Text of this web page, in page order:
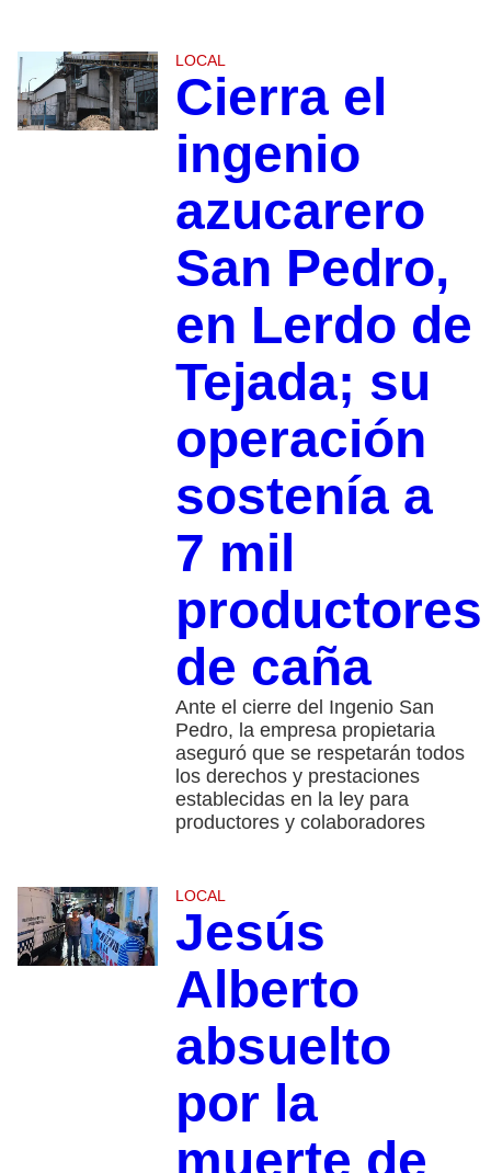
LOCAL
Cierra el
ingenio
azucarero
San Pedro,
en Lerdo de
Tejada; su
operación
sostenía a
7 mil
productores
de caña
Ante el cierre del Ingenio San
Pedro, la empresa propietaria
aseguró que se respetarán todos
los derechos y prestaciones
establecidas en la ley para
productores y colaboradores
LOCAL
Jesús
Alberto
absuelto
por la
muerte de